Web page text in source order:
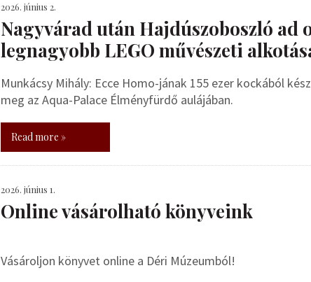
2026. június 2.
Nagyvárad után Hajdúszoboszló ad
legnagyobb LEGO művészeti
Munkácsy Mihály: Ecce Homo-jának 155 ezer kockából
meg az Aqua-Palace Élményfürdő aulájában.
Read more »
2026. június 1.
Online vásárolható könyveink
Vásároljon könyvet online a Déri Múzeumból!